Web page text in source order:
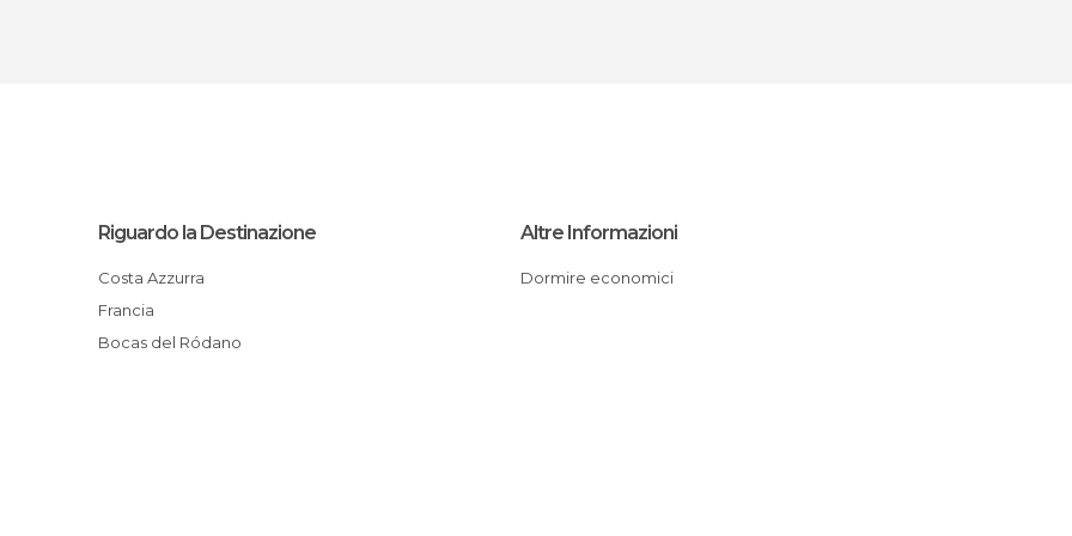
Riguardo la Destinazione
Costa Azzurra
Francia
Bocas del Ródano
Altre Informazioni
Dormire economici